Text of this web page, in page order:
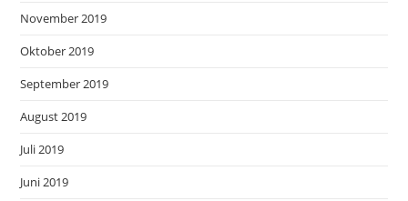
November 2019
Oktober 2019
September 2019
August 2019
Juli 2019
Juni 2019